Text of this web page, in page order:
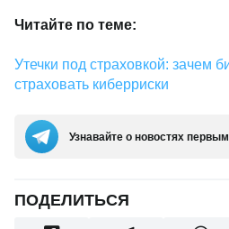
Читайте по теме:
Утечки под страховкой: зачем
страховать киберриски
Узнавайте о новостях
ПОДЕЛИТЬСЯ